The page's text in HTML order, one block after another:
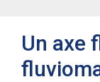
Un axe